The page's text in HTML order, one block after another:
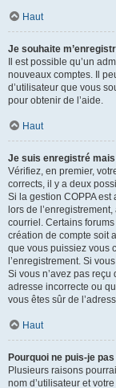
Haut
Je souhaite
Il est possible qu’un
nouveaux comptes. Il
d’utilisateur que vous
pour obtenir de l’aide.
Haut
Je suis enregistré
Vérifiez, en premier,
corrects, il y a deux
Si la gestion COPPA
lors de
courriel. Certains
création de compte soit
que vous puissiez vous
l’enregistrement. Si
Si vous n’avez pas
adresse incorrecte ou
vous êtes sûr de
Haut
Pourquoi ne puis-je
Plusieurs raisons
nom d’utilisateur et